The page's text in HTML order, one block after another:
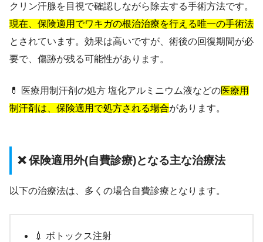
クリン汗腺を目視で確認しながら除去する手術方法です。
現在、保険適用でワキガの根治治療を行える唯一の手術法
とされています。効果は高いですが、術後の回復期間が必
要で、傷跡が残る可能性があります。
💊 医療用制汗剤の処方 塩化アルミニウム液などの医療用
制汗剤は、保険適用で処方される場合があります。
❌ 保険適用外(自費診療)となる主な治療法
以下の治療法は、多くの場合自費診療となります。
💉 ボトックス注射